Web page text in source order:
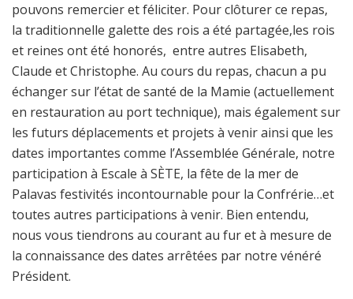
pouvons remercier et féliciter. Pour clôturer ce repas,
la traditionnelle galette des rois a été partagée,les rois
et reines ont été honorés, entre autres Elisabeth,
Claude et Christophe. Au cours du repas, chacun a pu
échanger sur l’état de santé de la Mamie (actuellement
en restauration au port technique), mais également sur
les futurs déplacements et projets à venir ainsi que les
dates importantes comme l’Assemblée Générale, notre
participation à Escale à SÈTE, la fête de la mer de
Palavas festivités incontournable pour la Confrérie…et
toutes autres participations à venir. Bien entendu,
nous vous tiendrons au courant au fur et à mesure de
la connaissance des dates arrêtées par notre vénéré
Président.